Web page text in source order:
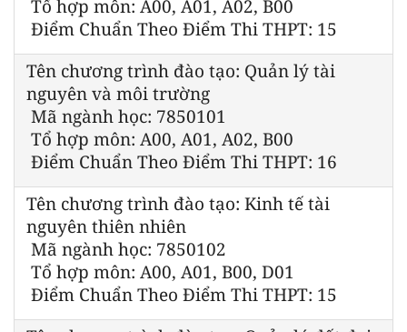
Tổ hợp môn: A00, A01, A02, B00
Điểm Chuẩn Theo Điểm Thi THPT: 15
Tên chương trình đào tạo: Quản lý tài
nguyên và môi trường
Mã ngành học: 7850101
Tổ hợp môn: A00, A01, A02, B00
Điểm Chuẩn Theo Điểm Thi THPT: 16
Tên chương trình đào tạo: Kinh tế tài
nguyên thiên nhiên
Mã ngành học: 7850102
Tổ hợp môn: A00, A01, B00, D01
Điểm Chuẩn Theo Điểm Thi THPT: 15